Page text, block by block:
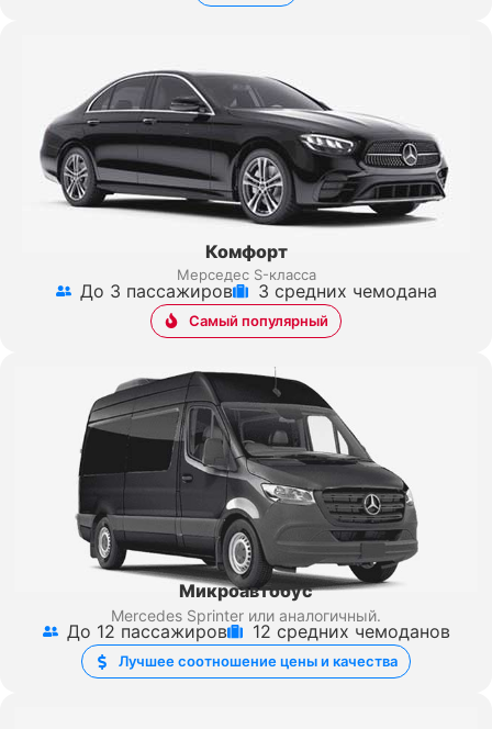
Комфорт
Мерседес S-класса
До 3 пассажиров 3 средних чемодана
Самый популярный
Микроавтобус
Mercedes Sprinter или аналогичный.
До 12 пассажиров 12 средних чемоданов
Лучшее соотношение цены и качества